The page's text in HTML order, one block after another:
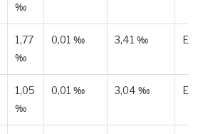
‰
1,77
‰
0,01 ‰ 3,41 ‰
1,05
‰
0,01 ‰ 3,04 ‰